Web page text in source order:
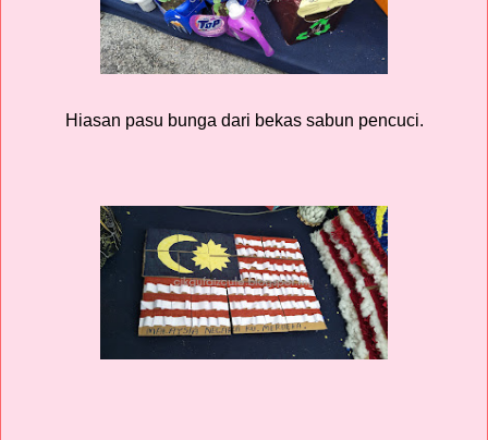
Hiasan pasu bunga dari bekas sabun pencuci.